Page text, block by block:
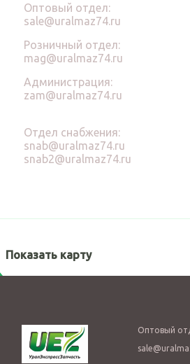
Оптовый отдел:
sale@uralmaz74.ru
Розничный отдел:
mag@uralmaz74.ru
Администрация:
zam@uralmaz74.ru
Отдел снабжения:
snab@uralmaz74.ru
snab2@uralmaz74.ru
Показать карту
Оптовый